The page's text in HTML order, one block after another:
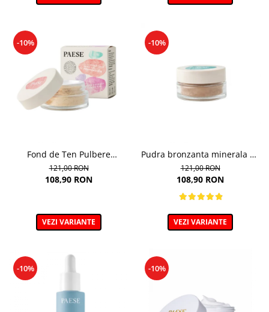
-10%
Fond de Ten Pulbere
Iluminator 7g
121,00 RON
108,90 RON
VEZI VARIANTE
-10%
Pudra bronzanta minerala 6g
- 400N - Mineral Bronzer
121,00 RON
108,90 RON
VEZI VARIANTE
-10% -10%